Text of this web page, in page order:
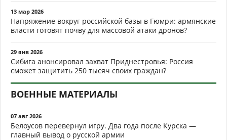
13 мар 2026
Напряжение вокруг российской базы в Гюмри: армянские
власти готовят почву для массовой атаки дронов?
29 янв 2026
Сибига анонсировал захват Приднестровья: Россия
сможет защитить 250 тысяч своих граждан?
ВОЕННЫЕ МАТЕРИАЛЫ
07 авг 2026
Белоусов перевернул игру. Два года после Курска —
главный вывод о русской армии